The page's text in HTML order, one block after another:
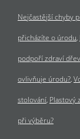
Nejčastější chyby
přicházíte o úrodu
podpoří zdraví
ovlivňuje úrodu?
stolování Plastový
při výběru?